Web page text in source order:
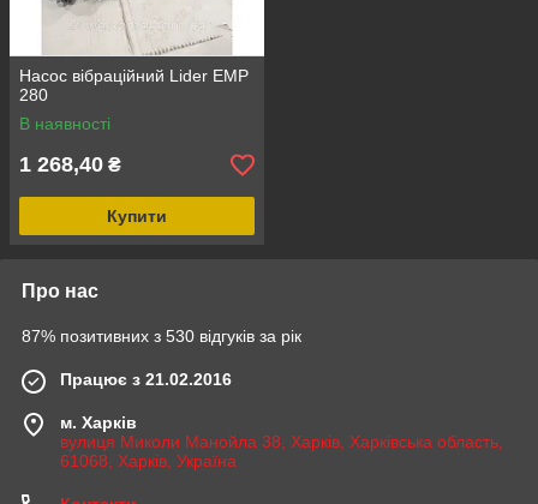
Насос вібраційний Lider EMP
280
В наявності
1 268,40 ₴
Купити
Про нас
87% позитивних з 530 відгуків за рік
Працює з 21.02.2016
м. Харків
вулиця Миколи Манойла 38, Харків, Харківська область,
61068, Харків, Україна